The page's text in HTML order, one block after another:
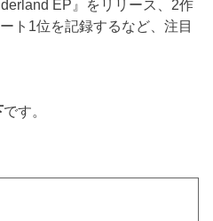
EP』をリリース、2作
ト1位を記録するなど、注目
です。